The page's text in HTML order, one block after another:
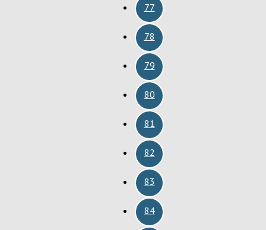
77
78
79
80
81
82
83
84